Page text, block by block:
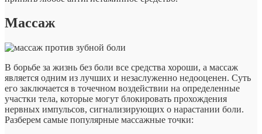
Массаж
В борьбе за жизнь без боли все средства хороши, а массаж
является одним из лучших и незаслуженно недооценен. Суть
его заключается в точечном воздействии на определенные
участки тела, которые могут блокировать прохождения
нервных импульсов, сигнализирующих о нарастании боли.
Разберем самые популярные массажные точки: